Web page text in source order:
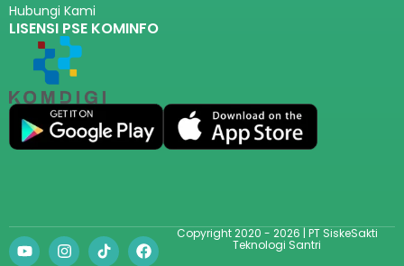
Hubungi Kami
LISENSI PSE KOMINFO
Copyright 2020 - 2026 | PT SiskeSakti
Teknologi Santri